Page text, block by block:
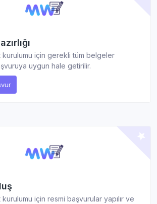
kurulumu için gerekli tüm belgeler
uygun hale getirilir.
için resmi başvurular yapılır ve